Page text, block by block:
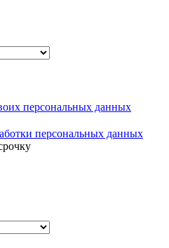
персональных данных
персональных данных